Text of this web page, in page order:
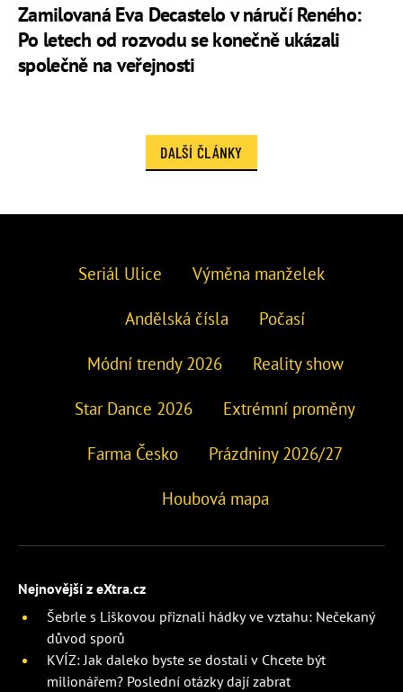
Zamilovaná Eva Decastelo v náručí Reného:
Po letech od rozvodu se konečně ukázali
společně na veřejnosti
DALŠÍ ČLÁNKY
Seriál Ulice Výměna manželek
Andělská čísla Počasí
Módní trendy 2026 Reality show
Star Dance 2026 Extrémní proměny
Farma Česko Prázdniny 2026/27
Houbová mapa
Nejnovější z eXtra.cz
Šebrle s Liškovou přiznali hádky ve vztahu: Nečekaný
důvod sporů
KVÍZ: Jak daleko byste se dostali v Chcete být
milionářem? Poslední otázky dají zabrat